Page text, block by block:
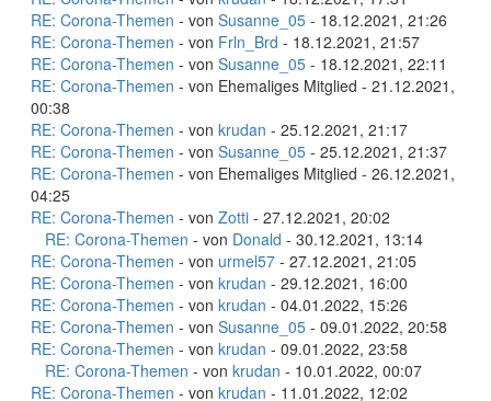
RE: Corona-Themen - von Susanne_05 - 18.12.2021, 21:26
RE: Corona-Themen - von Frln_Brd - 18.12.2021, 21:57
RE: Corona-Themen - von Susanne_05 - 18.12.2021, 22:11
RE: Corona-Themen - von Ehemaliges Mitglied - 21.12.2021,
00:38
RE: Corona-Themen - von krudan - 25.12.2021, 21:17
RE: Corona-Themen - von Susanne_05 - 25.12.2021, 21:37
RE: Corona-Themen - von Ehemaliges Mitglied - 26.12.2021,
04:25
RE: Corona-Themen - von Zotti - 27.12.2021, 20:02
RE: Corona-Themen - von Donald - 30.12.2021, 13:14
RE: Corona-Themen - von urmel57 - 27.12.2021, 21:05
RE: Corona-Themen - von krudan - 29.12.2021, 16:00
RE: Corona-Themen - von krudan - 04.01.2022, 15:26
RE: Corona-Themen - von Susanne_05 - 09.01.2022, 20:58
RE: Corona-Themen - von krudan - 09.01.2022, 23:58
RE: Corona-Themen - von krudan - 10.01.2022, 00:07
RE: Corona-Themen - von krudan - 11.01.2022, 12:02